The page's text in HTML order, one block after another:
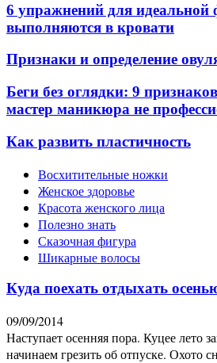
6 упражнений для
выполняются в кровати
Признаки и определение
Беги без оглядки: 9
мастер маникюра не
Как развить пластичность
Восхитительные ножки
Женское здоровье
Красота женского лица
Полезно знать
Сказочная фигура
Шикарные волосы
Куда поехать отдыхать
09/09/2014
Наступает осенняя пора. Куцее лето
начинаем грезить об отпуске. Охото